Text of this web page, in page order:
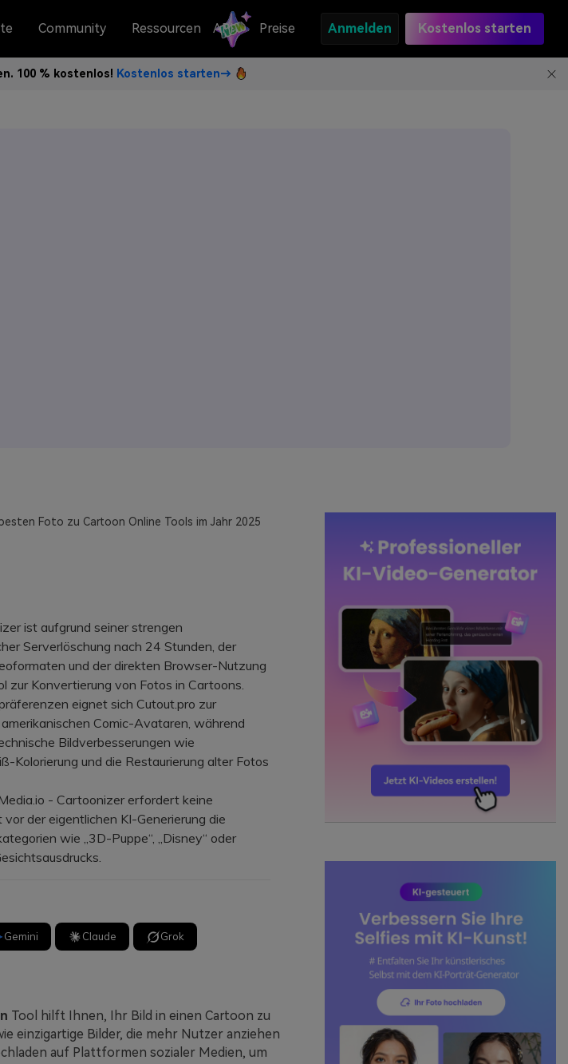
Community Ressourcen API Preise Anmelden Kostenlos starten
100 % kostenlos! Kostenlos starten→
Foto zu Cartoon Online Tools im Jahr 2025
ist aufgrund seiner strengen
Serverlöschung nach 24 Stunden, der
und der direkten Browser-Nutzung
zur Konvertierung von Fotos in Cartoons.
eignet sich Cutout.pro zur
Comic-Avataren, während
Bildverbesserungen wie
Kolorierung und die Restaurierung alter Fotos
- Cartoonizer erfordert keine
der eigentlichen KI-Generierung die
wie „3D-Puppe“, „Disney“ oder
Gemini Claude Grok
Tool hilft Ihnen, Ihr Bild in einen Cartoon zu
einzigartige Bilder, die mehr Nutzer anziehen
auf Plattformen sozialer Medien, um